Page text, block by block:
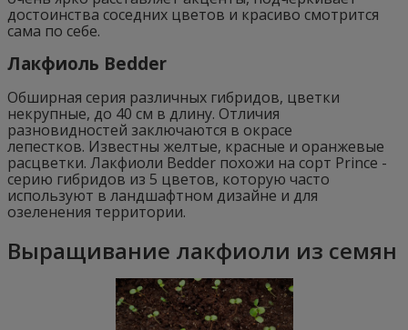
достоинства соседних цветов и красиво смотрится
сама по себе.
Лакфиоль Bedder
Обширная серия различных гибридов, цветки
некрупные, до 40 см в длину. Отличия
разновидностей заключаются в окрасе
лепестков. Известны желтые, красные и оранжевые
расцветки. Лакфиоли Bedder похожи на сорт Prince -
серию гибридов из 5 цветов, которую часто
используют в ландшафтном дизайне и для
озеленения территории.
Выращивание лакфиоли из семян